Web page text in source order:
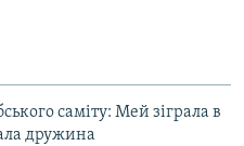
саміту: Мей зіграла в
дружина